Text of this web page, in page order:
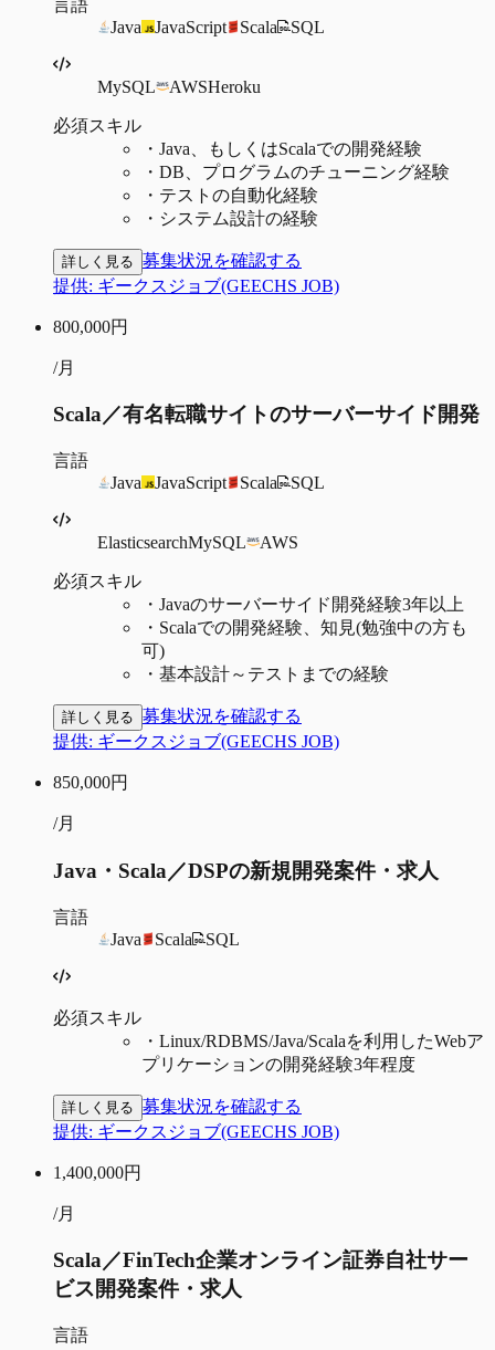
言語
Java
JavaScript Scala SQL
MySQL AWSHeroku
必須スキル
・ Java、もしくはScalaでの開発経験
・ DB、プログラムのチューニング経験
・ テストの自動化経験
・ システム設計の経験
詳しく見る 募集状況を確認する
提供: ギークスジョブ(GEECHS JOB)
800,000円
/月
Scala／有名転職サイトのサーバーサイド開発
言語
Java
JavaScript Scala SQL
ElasticsearchMySQL AWS
必須スキル
・ Javaのサーバーサイド開発経験3年以上
・ Scalaでの開発経験、知見(勉強中の方も
可)
・ 基本設計～テストまでの経験
詳しく見る 募集状況を確認する
提供: ギークスジョブ(GEECHS JOB)
850,000円
/月
Java・Scala／DSPの新規開発案件・求人
言語
Java
Scala SQL
必須スキル
・ Linux/RDBMS/Java/Scalaを利用したWebア
プリケーションの開発経験3年程度
詳しく見る 募集状況を確認する
提供: ギークスジョブ(GEECHS JOB)
1,400,000円
/月
Scala／FinTech企業オンライン証券自社サー
ビス開発案件・求人
言語